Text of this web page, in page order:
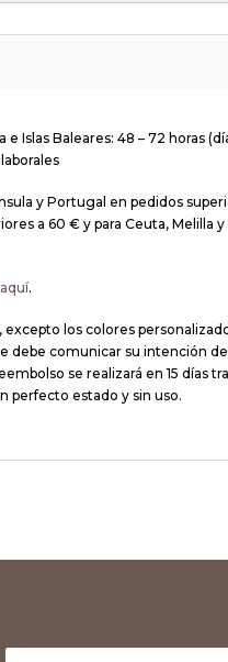
Islas Baleares: 48 – 72 horas
y Portugal en pedidos
a 60 € y para Ceuta, Melilla y
aquí.
excepto los colores
debe comunicar su intención
se realizará en 15 días
perfecto estado y sin uso.